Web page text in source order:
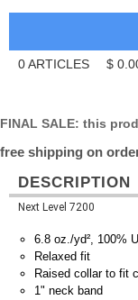
0ARTICLES $
FINAL SALE: this
free shipping on
DESCRIPTION
Next Level 7200
6.8 oz./yd², 100%
Relaxed fit
Raised collar to fit
1" neck band